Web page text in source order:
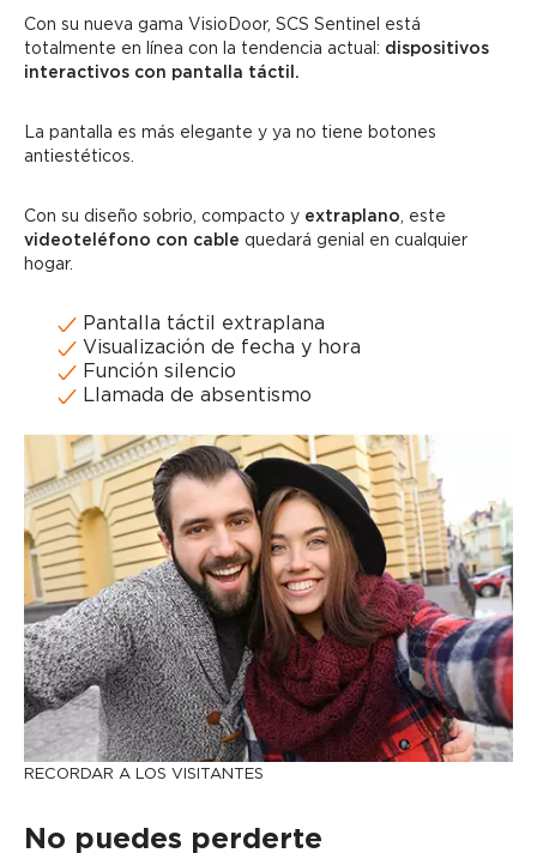
Con su nueva gama VisioDoor, SCS Sentinel está
totalmente en línea con la tendencia actual: dispositivos
interactivos con pantalla táctil.
La pantalla es más elegante y ya no tiene botones
antiestéticos.
Con su diseño sobrio, compacto y extraplano , este
videoteléfono con cable quedará genial en cualquier
hogar.
Pantalla táctil extraplana
Visualización de fecha y hora
Función silencio
Llamada de absentismo
RECORDAR A LOS VISITANTES
No puedes perderte